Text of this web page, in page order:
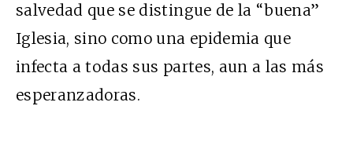
salvedad que se distingue de la “buena”
Iglesia, sino como una epidemia que
infecta a todas sus partes, aun a las más
esperanzadoras.